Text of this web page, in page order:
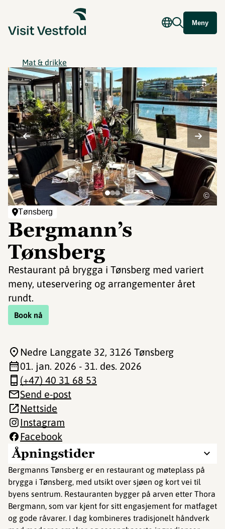
Meny
Mat & drikke
Tønsberg
Bergmann’s
Tønsberg
Restaurant på brygga i Tønsberg med variert
meny, uteservering og arrangementer året
rundt.
Book nå
©
Åpningstider
Bergmanns Tønsberg er en restaurant og møteplass på
brygga i Tønsberg, med utsikt over sjøen og kort vei til
byens sentrum. Restauranten bygger på arven etter Thora
Bergmann, som var kjent for sitt engasjement for matfaget
og gode råvarer. I dag kombineres tradisjonelt håndverk
Nedre Langgate 32, 3126 Tønsberg
01. jan. 2026 - 31. des. 2026
(+47) 40 31 68 53
Send e-post
Nettside
Instagram
Facebook